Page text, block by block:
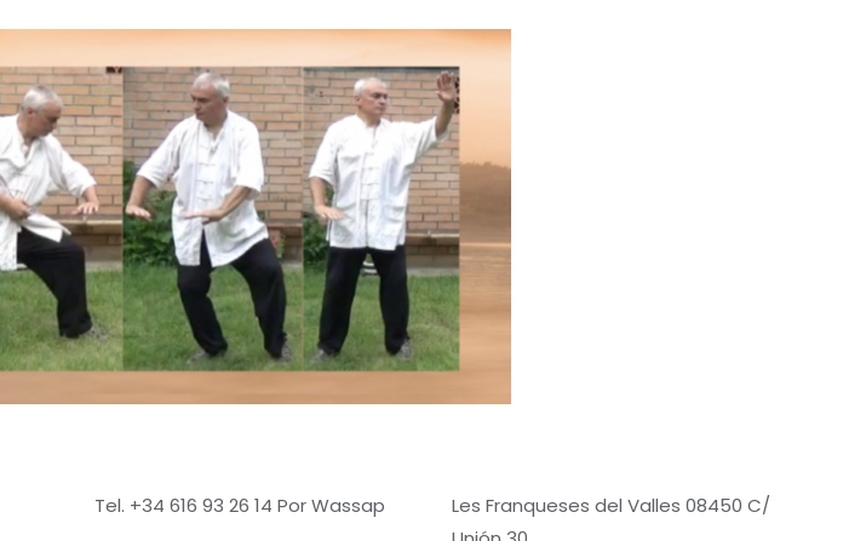
Tel. +34 616 93 26 14 Por Wassap
Les Franqueses del Valles 08450 C/